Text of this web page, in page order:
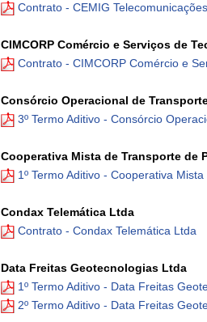
Contrato - CEMIG
CIMCORP Comércio e Serviços de
Contrato - CIMCORP Comércio e
Consórcio Operacional de
3º Termo Aditivo - Consórcio
Cooperativa Mista de Transporte de
1º Termo Aditivo - Cooperativa
Condax Telemática Ltda
Contrato - Condax Telemática Ltda
Data Freitas Geotecnologias Ltda
1º Termo Aditivo - Data Freitas
2º Termo Aditivo - Data Freitas